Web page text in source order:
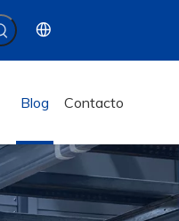
Blog Contacto